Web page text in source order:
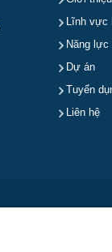
Lĩnh vực
Năng lực
Dự án
Tuyển
Liên hệ